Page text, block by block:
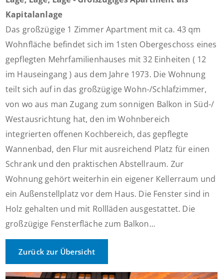
Kapitalanlage
Das großzügige 1 Zimmer Apartment mit ca. 43 qm
Wohnfläche befindet sich im 1sten Obergeschoss eines
gepflegten Mehrfamilienhauses mit 32 Einheiten ( 12
im Hauseingang ) aus dem Jahre 1973. Die Wohnung
teilt sich auf in das großzügige Wohn-/Schlafzimmer,
von wo aus man Zugang zum sonnigen Balkon in Süd-/
Westausrichtung hat, den im Wohnbereich
integrierten offenen Kochbereich, das gepflegte
Wannenbad, den Flur mit ausreichend Platz für einen
Schrank und den praktischen Abstellraum. Zur
Wohnung gehört weiterhin ein eigener Kellerraum und
ein Außenstellplatz vor dem Haus. Die Fenster sind in
Holz gehalten und mit Rollläden ausgestattet. Die
großzügige Fensterfläche zum Balkon...
Zurück zur Übersicht